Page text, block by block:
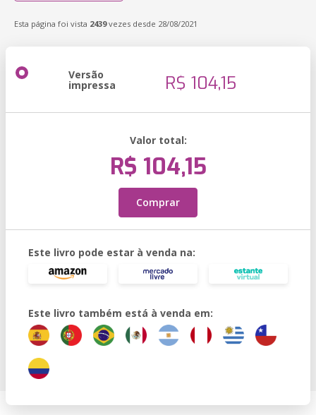
Esta página foi vista 2439vezes desde 28/08/2021
Versão
impressa R$ 104,15
Valor total:
R$ 104,15
Comprar
Este livro pode estar à venda na:
Este livro também está à venda em: